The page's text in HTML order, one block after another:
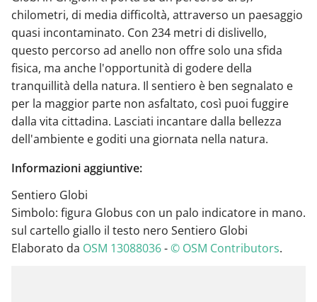
chilometri, di media difficoltà, attraverso un paesaggio
quasi incontaminato. Con 234 metri di dislivello,
questo percorso ad anello non offre solo una sfida
fisica, ma anche l'opportunità di godere della
tranquillità della natura. Il sentiero è ben segnalato e
per la maggior parte non asfaltato, così puoi fuggire
dalla vita cittadina. Lasciati incantare dalla bellezza
dell'ambiente e goditi una giornata nella natura.
Informazioni aggiuntive:
Sentiero Globi
Simbolo: figura Globus con un palo indicatore in mano.
sul cartello giallo il testo nero Sentiero Globi
Elaborato da OSM 13088036-© OSM Contributors.